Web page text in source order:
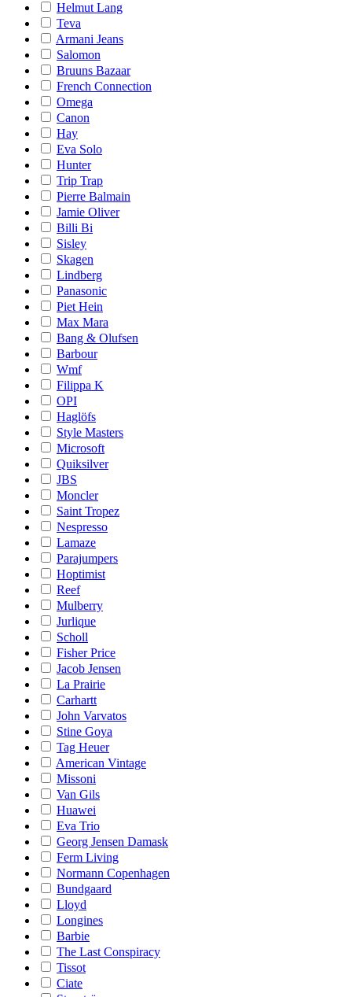
Helmut Lang
Teva
Armani Jeans
Salomon
Bruuns Bazaar
French Connection
Omega
Canon
Hay
Eva Solo
Hunter
Trip Trap
Pierre Balmain
Jamie Oliver
Billi Bi
Sisley
Skagen
Lindberg
Panasonic
Piet Hein
Max Mara
Bang & Olufsen
Barbour
Wmf
Filippa K
OPI
Haglöfs
Style Masters
Microsoft
Quiksilver
JBS
Moncler
Saint Tropez
Nespresso
Lamaze
Parajumpers
Hoptimist
Reef
Mulberry
Jurlique
Scholl
Fisher Price
Jacob Jensen
La Prairie
Carhartt
John Varvatos
Stine Goya
Tag Heuer
American Vintage
Missoni
Van Gils
Huawei
Eva Trio
Georg Jensen Damask
Ferm Living
Normann Copenhagen
Bundgaard
Lloyd
Longines
Barbie
The Last Conspiracy
Tissot
Ciate